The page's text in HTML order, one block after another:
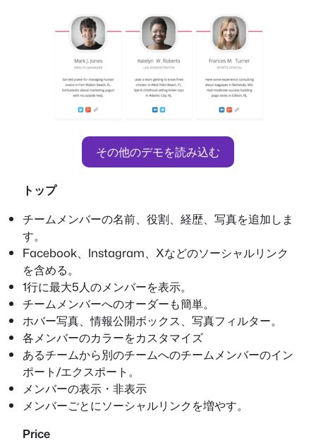
その他のデモを読み込む
トップ
チームメンバーの名前、役割、経歴、写真を追加しま
す。
Facebook、Instagram、Xなどのソーシャルリンク
を含める。
1行に最大5人のメンバーを表示。
チームメンバーへのオーダーも簡単。
ホバー写真、情報公開ボックス、写真フィルター。
各メンバーのカラーをカスタマイズ
あるチームから別のチームへのチームメンバーのイン
ポート/エクスポート。
メンバーの表示・非表示
メンバーごとにソーシャルリンクを増やす。
Price